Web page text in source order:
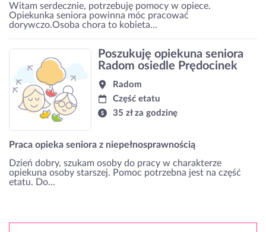
Witam serdecznie, potrzebuję pomocy w opiece.
Opiekunka seniora powinna móc pracować
dorywczo.Osoba chora to kobieta...
Poszukuję opiekuna seniora
Radom osiedle Prędocinek
Radom
Część etatu
35 zł za godzinę
Praca opieka seniora z niepełnosprawnością
Dzień dobry, szukam osoby do pracy w charakterze
opiekuna osoby starszej. Pomoc potrzebna jest na część
etatu. Do...